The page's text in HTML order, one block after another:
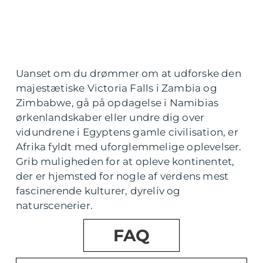
Uanset om du drømmer om at udforske den
majestætiske Victoria Falls i Zambia og
Zimbabwe, gå på opdagelse i Namibias
ørkenlandskaber eller undre dig over
vidundrene i Egyptens gamle civilisation, er
Afrika fyldt med uforglemmelige oplevelser.
Grib muligheden for at opleve kontinentet,
der er hjemsted for nogle af verdens mest
fascinerende kulturer, dyreliv og
naturscenerier.
FAQ